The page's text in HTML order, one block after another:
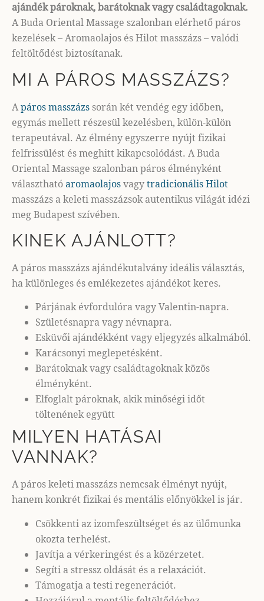
ajándék pároknak, barátoknak vagy családtagoknak.
A Buda Oriental Massage szalonban elérhető páros
kezelések – Aromaolajos és Hilot masszázs – valódi
feltöltődést biztosítanak.
MI A PÁROS MASSZÁZS?
Apáros masszázssorán két vendég egy időben,
egymás mellett részesül kezelésben, külön-külön
terapeutával. Az élmény egyszerre nyújt fizikai
felfrissülést és meghitt kikapcsolódást. A Buda
Oriental Massage szalonban páros élményként
választhatóaromaolajosvagytradicionális Hilot
masszázs a keleti masszázsok autentikus világát idézi
meg Budapest szívében.
KINEK AJÁNLOTT?
A páros masszázs ajándékutalvány ideális választás,
ha különleges és emlékezetes ajándékot keres.
Párjának évfordulóra vagy Valentin-napra.
Születésnapra vagy névnapra.
Esküvői ajándékként vagy eljegyzés alkalmából.
Karácsonyi meglepetésként.
Barátoknak vagy családtagoknak közös
élményként.
Elfoglalt pároknak, akik minőségi időt
töltenének együtt
MILYEN HATÁSAI
VANNAK?
A páros keleti masszázs nemcsak élményt nyújt,
hanem konkrét fizikai és mentális előnyökkel is jár.
Csökkenti az izomfeszültséget és az ülőmunka
okozta terhelést.
Javítja a vérkeringést és a közérzetet.
Segíti a stressz oldását és a relaxációt.
Támogatja a testi regenerációt.